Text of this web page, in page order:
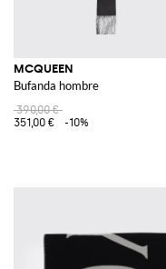
MCQUEEN
Bufanda hombre
390,00 €
351,00 €
-10%